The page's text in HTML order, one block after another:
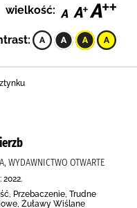
wielkość:
WYDAWNICTWO OTWARTE
2022.
Przebaczenie, Trudne
Żuławy Wiślane